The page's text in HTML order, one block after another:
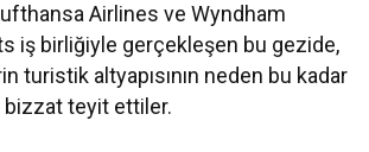
Airlines ve Wyndham
iş birliğiyle gerçekleşen bu gezide,
turistik altyapısının neden bu kadar
teyit ettiler.